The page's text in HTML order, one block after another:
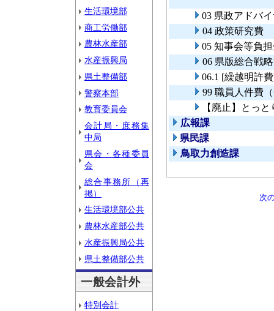
生活環境部
商工労働部
農林水産部
水産振興局
県土整備部
警察本部
教育委員会
会計局・庶務集
中局
県会・各種委員
会
総合事務所（再
掲）
生活環境部公共
農林水産部公共
水産振興局公共
県土整備部公共
一般会計外
特別会計
03 県政アドバ
04 政策研究費
05 知事会等負
06 県版総合戦
06.1 [繰越明許
99 職員人件費
【廃止】とっ
広報課
県民課
鳥取力創造課
次